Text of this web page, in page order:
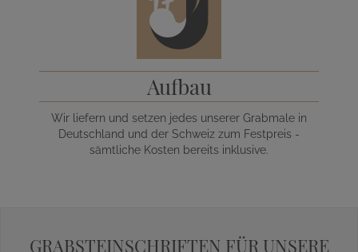
Aufbau
Wir liefern und setzen jedes unserer Grabmale in
Deutschland und der Schweiz zum Festpreis -
sämtliche Kosten bereits inklusive.
GRABSTEINSCHRIFTEN FÜR UNSERE